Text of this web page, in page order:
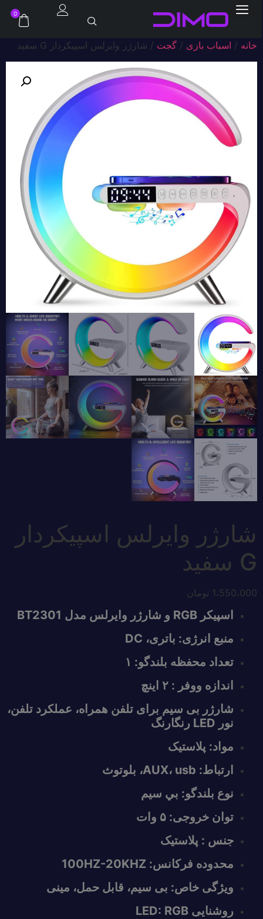
0
خانه/ اسباب بازی/ گجت/ شارژر وایرلس اسپیکردار G سفید
شارژر وایرلس اسپیکردار
G سفید
1،550،000 تومان
اسپیکر RGB و شارژر وایرلس مدل BT2301
منبع انرژی: باتری، DC
تعداد محفظه بلندگو: ۱
اندازه ووفر : ۲ اینچ
شارژر بی سیم برای تلفن همراه، عملکرد تلفن،
نور LED رنگارنگ
مواد: پلاستیک
ارتباط: AUX، usb، بلوتوث
نوع بلندگو: بي سيم
توان خروجی: ۵ وات
جنس : پلاستیک
محدوده فرکانس: 100HZ-20KHZ
ویژگی خاص: بی سیم، قابل حمل، مینی
روشنایی LED: RGB